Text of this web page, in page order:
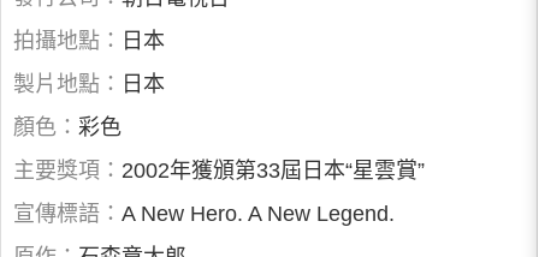
拍攝地點： 日本
製片地點： 日本
顏色： 彩色
主要獎項： 2002年獲頒第33屆日本“星雲賞”
宣傳標語： A New Hero. A New Legend.